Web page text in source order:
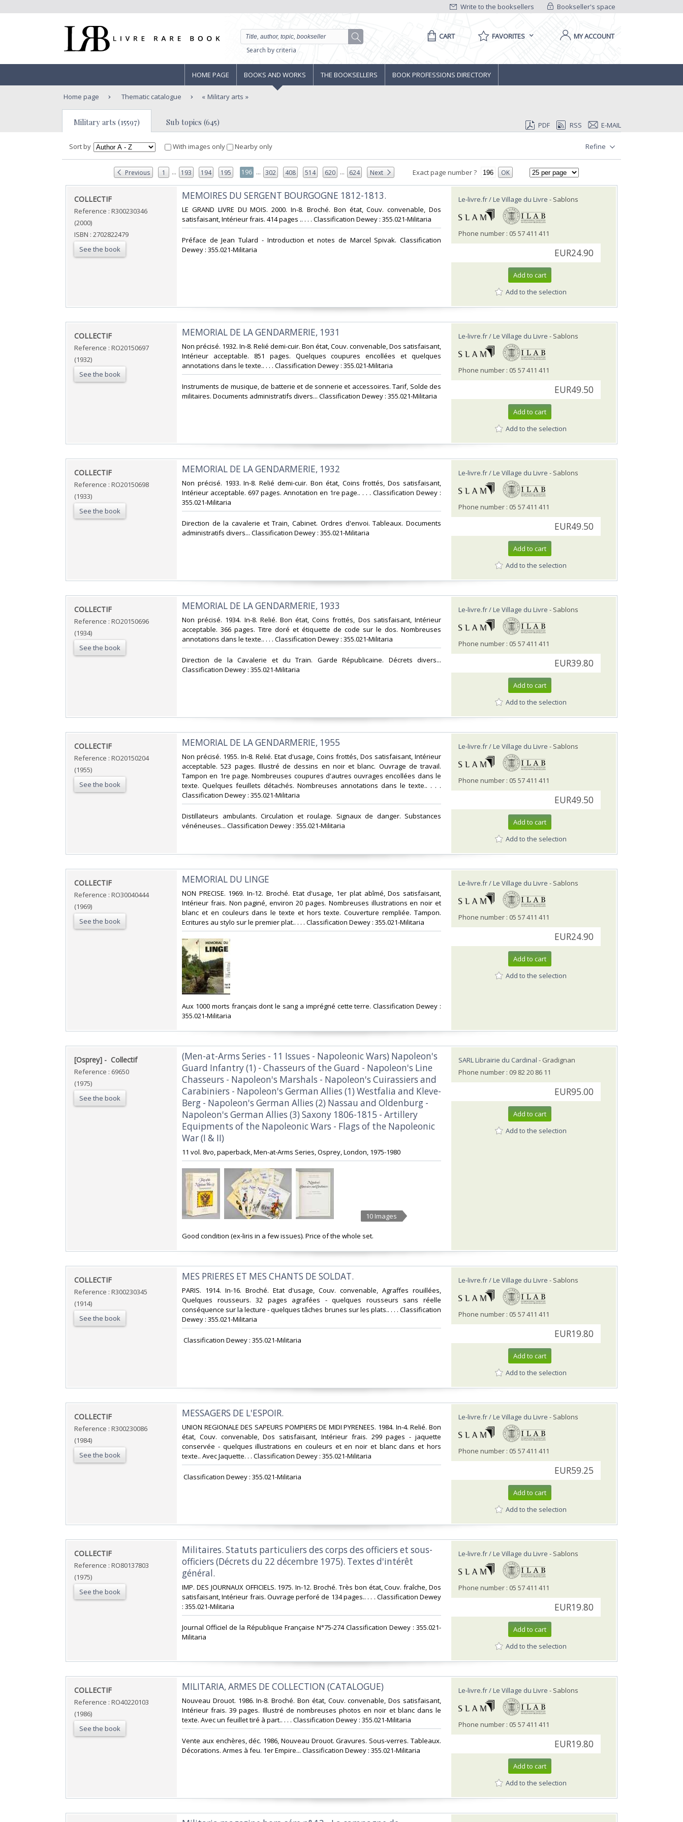
Bookseller's space
Write to the booksellers
Search by criteria
CART FAVORITES MY ACCOUNT
HOME PAGE BOOKS AND WORKS THE BOOKSELLERS BOOK PROFESSIONS DIRECTORY
Home page Thematic catalogue Military arts
Military arts (15597) Sub topics (645) PDF RSS E-MAIL
Sort by With images only Nearby only Refine
Previous 1 ... 193 194 195 196 ... 302 408 514 620 ... 624 Next Exact page number ? OK
‎COLLECTIF‎
Reference : R300230346
(2000)
ISBN : 2702822479
See the book
‎MEMOIRES DU SERGENT BOURGOGNE 1812-1813.‎
‎LE GRAND LIVRE DU MOIS. 2000. In-8. Broché. Bon état, Couv. convenable, Dos
satisfaisant, Intérieur frais. 414 pages .. . . . Classification Dewey : 355.021-Militaria‎
‎Préface de Jean Tulard - Introduction et notes de Marcel Spivak. Classification
Dewey : 355.021-Militaria‎
Le-livre.fr / Le Village du Livre - Sablons
Phone number : 05 57 411 411
EUR24.90
Add to cart
Add to the selection
‎COLLECTIF‎
Reference : RO20150697
(1932)
See the book
‎MEMORIAL DE LA GENDARMERIE, 1931‎
‎Non précisé. 1932. In-8. Relié demi-cuir. Bon état, Couv. convenable, Dos satisfaisant,
Intérieur acceptable. 851 pages. Quelques coupures encollées et quelques
annotations dans le texte.. . . . Classification Dewey : 355.021-Militaria‎
‎Instruments de musique, de batterie et de sonnerie et accessoires. Tarif, Solde des
militaires. Documents administratifs divers... Classification Dewey : 355.021-Militaria‎
Le-livre.fr / Le Village du Livre - Sablons
Phone number : 05 57 411 411
EUR49.50
Add to cart
Add to the selection
‎COLLECTIF‎
Reference : RO20150698
(1933)
See the book
‎MEMORIAL DE LA GENDARMERIE, 1932‎
‎Non précisé. 1933. In-8. Relié demi-cuir. Bon état, Coins frottés, Dos satisfaisant,
Intérieur acceptable. 697 pages. Annotation en 1re page.. . . . Classification Dewey :
355.021-Militaria‎
‎Direction de la cavalerie et Train, Cabinet. Ordres d'envoi. Tableaux. Documents
administratifs divers... Classification Dewey : 355.021-Militaria‎
Le-livre.fr / Le Village du Livre - Sablons
Phone number : 05 57 411 411
EUR49.50
Add to cart
Add to the selection
‎COLLECTIF‎
Reference : RO20150696
(1934)
See the book
‎MEMORIAL DE LA GENDARMERIE, 1933‎
‎Non précisé. 1934. In-8. Relié. Bon état, Coins frottés, Dos satisfaisant, Intérieur
acceptable. 366 pages. Titre doré et étiquette de code sur le dos. Nombreuses
annotations dans le texte.. . . . Classification Dewey : 355.021-Militaria‎
‎Direction de la Cavalerie et du Train. Garde Républicaine. Décrets divers...
Classification Dewey : 355.021-Militaria‎
Le-livre.fr / Le Village du Livre - Sablons
Phone number : 05 57 411 411
EUR39.80
Add to cart
Add to the selection
‎COLLECTIF‎
Reference : RO20150204
(1955)
See the book
‎MEMORIAL DE LA GENDARMERIE, 1955‎
‎Non précisé. 1955. In-8. Relié. Etat d'usage, Coins frottés, Dos satisfaisant, Intérieur
acceptable. 523 pages. Illustré de dessins en noir et blanc. Ouvrage de travail.
Tampon en 1re page. Nombreuses coupures d'autres ouvrages encollées dans le
texte. Quelques feuillets détachés. Nombreuses annotations dans le texte.. . . .
Classification Dewey : 355.021-Militaria‎
‎Distillateurs ambulants. Circulation et roulage. Signaux de danger. Substances
vénéneuses... Classification Dewey : 355.021-Militaria‎
Le-livre.fr / Le Village du Livre - Sablons
Phone number : 05 57 411 411
EUR49.50
Add to cart
Add to the selection
‎COLLECTIF‎
Reference : RO30040444
(1969)
See the book
‎MEMORIAL DU LINGE‎
‎NON PRECISE. 1969. In-12. Broché. Etat d'usage, 1er plat abîmé, Dos satisfaisant,
Intérieur frais. Non paginé, environ 20 pages. Nombreuses illustrations en noir et
blanc et en couleurs dans le texte et hors texte. Couverture rempliée. Tampon.
Ecritures au stylo sur le premier plat.. . . . Classification Dewey : 355.021-Militaria‎
‎Aux 1000 morts français dont le sang a imprégné cette terre. Classification Dewey :
355.021-Militaria‎
Le-livre.fr / Le Village du Livre - Sablons
Phone number : 05 57 411 411
EUR24.90
Add to cart
Add to the selection
‎[Osprey] - ‎ ‎Collectif‎
Reference : 69650
(1975)
See the book
‎(Men-at-Arms Series - 11 Issues - Napoleonic Wars) Napoleon's
Guard Infantry (1) - Chasseurs of the Guard - Napoleon's Line
Chasseurs - Napoleon's Marshals - Napoleon's Cuirassiers and
Carabiniers - Napoleon's German Allies (1) Westfalia and Kleve-
Berg - Napoleon's German Allies (2) Nassau and Oldenburg -
Napoleon's German Allies (3) Saxony 1806-1815 - Artillery
Equipments of the Napoleonic Wars - Flags of the Napoleonic
War (I & II)‎
‎11 vol. 8vo, paperback, Men-at-Arms Series, Osprey, London, 1975-1980‎
10 Images
‎Good condition (ex-liris in a few issues). Price of the whole set.‎
SARL Librairie du Cardinal - Gradignan
Phone number : 09 82 20 86 11
EUR95.00
Add to cart
Add to the selection
‎COLLECTIF‎
Reference : R300230345
(1914)
See the book
‎MES PRIERES ET MES CHANTS DE SOLDAT.‎
‎PARIS. 1914. In-16. Broché. Etat d'usage, Couv. convenable, Agraffes rouillées,
Quelques rousseurs. 32 pages agrafées - quelques rousseurs sans réelle
conséquence sur la lecture - quelques tâches brunes sur les plats.. . . . Classification
Dewey : 355.021-Militaria‎
‎ Classification Dewey : 355.021-Militaria‎
Le-livre.fr / Le Village du Livre - Sablons
Phone number : 05 57 411 411
EUR19.80
Add to cart
Add to the selection
‎COLLECTIF‎
Reference : R300230086
(1984)
See the book
‎MESSAGERS DE L'ESPOIR.‎
‎UNION REGIONALE DES SAPEURS POMPIERS DE MIDI PYRENEES. 1984. In-4. Relié. Bon
état, Couv. convenable, Dos satisfaisant, Intérieur frais. 299 pages - jaquette
conservée - quelques illustrations en couleurs et en noir et blanc dans et hors
texte.. Avec Jaquette. . . Classification Dewey : 355.021-Militaria‎
‎ Classification Dewey : 355.021-Militaria‎
Le-livre.fr / Le Village du Livre - Sablons
Phone number : 05 57 411 411
EUR59.25
Add to cart
Add to the selection
‎COLLECTIF‎
Reference : RO80137803
(1975)
See the book
‎Militaires. Statuts particuliers des corps des officiers et sous-
officiers (Décrets du 22 décembre 1975). Textes d'intérêt
général.‎
‎IMP. DES JOURNAUX OFFICIELS. 1975. In-12. Broché. Très bon état, Couv. fraîche, Dos
satisfaisant, Intérieur frais. Ouvrage perforé de 134 pages.. . . . Classification Dewey
: 355.021-Militaria‎
‎Journal Officiel de la République Française N°75-274 Classification Dewey : 355.021-
Militaria‎
Le-livre.fr / Le Village du Livre - Sablons
Phone number : 05 57 411 411
EUR19.80
Add to cart
Add to the selection
‎COLLECTIF‎
Reference : RO40220103
(1986)
See the book
‎MILITARIA, ARMES DE COLLECTION (CATALOGUE)‎
‎Nouveau Drouot. 1986. In-8. Broché. Bon état, Couv. convenable, Dos satisfaisant,
Intérieur frais. 39 pages. Illustré de nombreuses photos en noir et blanc dans le
texte. Avec un feuillet tiré à part.. . . . Classification Dewey : 355.021-Militaria‎
‎Vente aux enchères, déc. 1986, Nouveau Drouot. Gravures. Sous-verres. Tableaux.
Décorations. Armes à feu. 1er Empire... Classification Dewey : 355.021-Militaria‎
Le-livre.fr / Le Village du Livre - Sablons
Phone number : 05 57 411 411
EUR19.80
Add to cart
Add to the selection